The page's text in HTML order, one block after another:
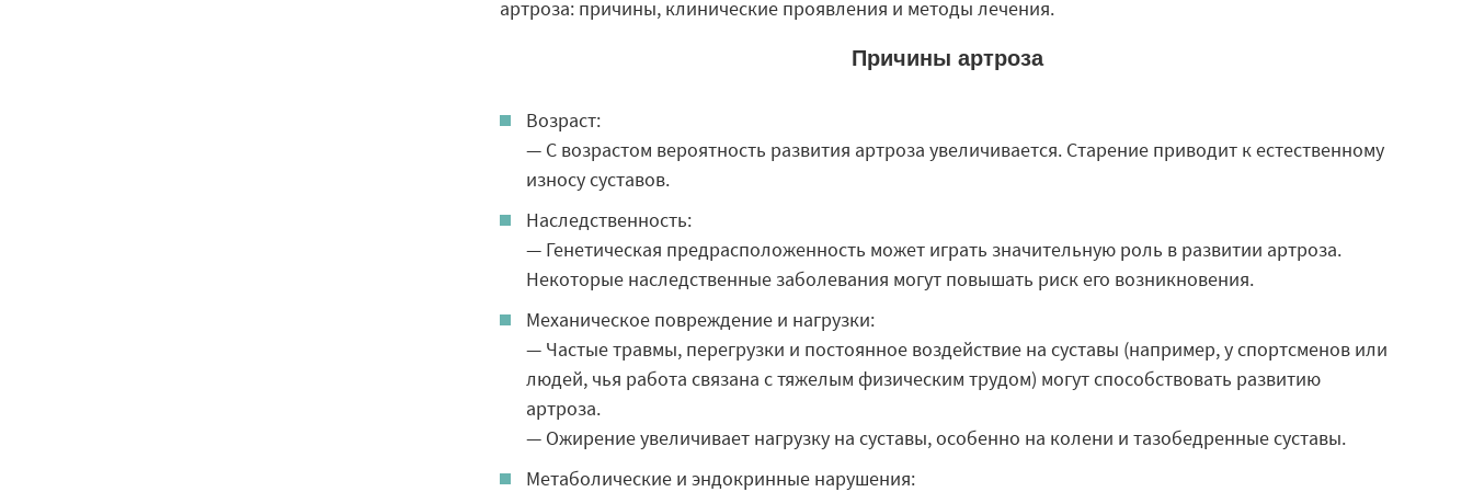
артроза: причины, клинические проявления и методы лечения.
Причины артроза
Возраст:
— С возрастом вероятность развития артроза увеличивается. Старение приводит к естественному
износу суставов.
Наследственность:
— Генетическая предрасположенность может играть значительную роль в развитии артроза.
Некоторые наследственные заболевания могут повышать риск его возникновения.
Механическое повреждение и нагрузки:
— Частые травмы, перегрузки и постоянное воздействие на суставы (например, у спортсменов или
людей, чья работа связана с тяжелым физическим трудом) могут способствовать развитию
артроза.
— Ожирение увеличивает нагрузку на суставы, особенно на колени и тазобедренные суставы.
Метаболические и эндокринные нарушения: